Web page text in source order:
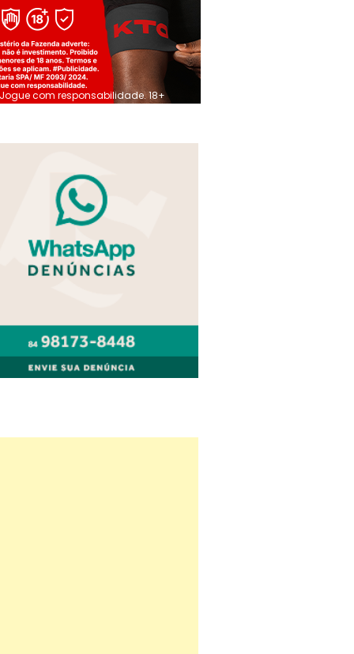
Jogue com responsabilidade. 18+